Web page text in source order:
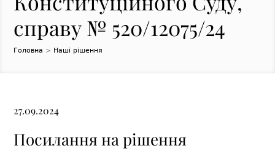
справу № 520/12075/24
Головна > Наші рішення
27.09.2024
Посилання на рішення